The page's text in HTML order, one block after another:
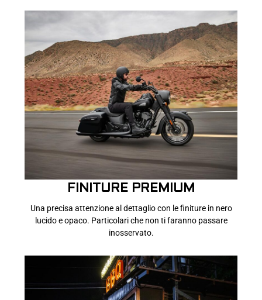
FINITURE PREMIUM
Una precisa attenzione al dettaglio con le finiture in nero
lucido e opaco. Particolari che non ti faranno passare
inosservato.